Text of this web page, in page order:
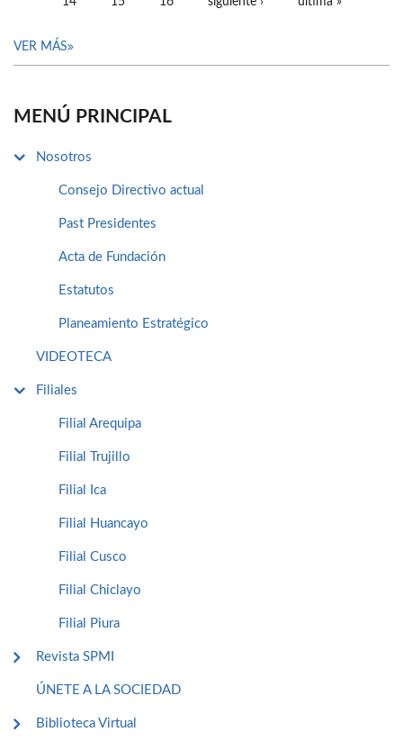
VER MÁS
MENÚ PRINCIPAL
Nosotros
Consejo Directivo actual
Past Presidentes
Acta de Fundación
Estatutos
Planeamiento Estratégico
VIDEOTECA
Filiales
Filial Arequipa
Filial Trujillo
Filial Ica
Filial Huancayo
Filial Cusco
Filial Chiclayo
Filial Piura
Revista SPMI
ÚNETE A LA SOCIEDAD
Biblioteca Virtual